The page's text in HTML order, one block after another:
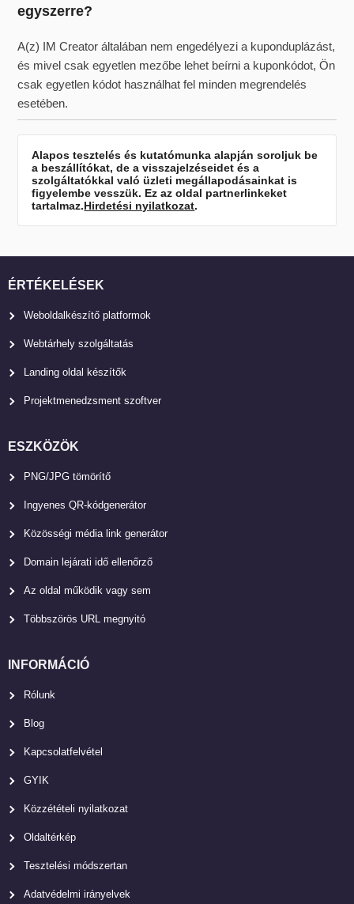
egyszerre?
A(z) IM Creator általában nem engedélyezi a kuponduplázást,
és mivel csak egyetlen mezőbe lehet beírni a kuponkódot, Ön
csak egyetlen kódot használhat fel minden megrendelés
esetében.
Alapos tesztelés és kutatómunka alapján soroljuk be
a beszállítókat, de a visszajelzéseidet és a
szolgáltatókkal való üzleti megállapodásainkat is
figyelembe vesszük. Ez az oldal partnerlinkeket
tartalmaz.Hirdetési nyilatkozat.
ÉRTÉKELÉSEK
Weboldalkészítő platformok
Webtárhely szolgáltatás
Landing oldal készítők
Projektmenedzsment szoftver
ESZKÖZÖK
PNG/JPG tömörítő
Ingyenes QR-kódgenerátor
Közösségi média link generátor
Domain lejárati idő ellenőrző
Az oldal működik vagy sem
Többszörös URL megnyitó
INFORMÁCIÓ
Rólunk
Blog
Kapcsolatfelvétel
GYIK
Közzétételi nyilatkozat
Oldaltérkép
Tesztelési módszertan
Adatvédelmi irányelvek